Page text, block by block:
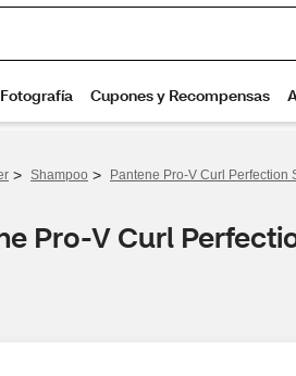
> Shampoo > Pantene Pro-V Curl Perfection
Pro-V Curl